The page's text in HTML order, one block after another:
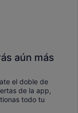
aún más
el doble de
de la app,
todo tu